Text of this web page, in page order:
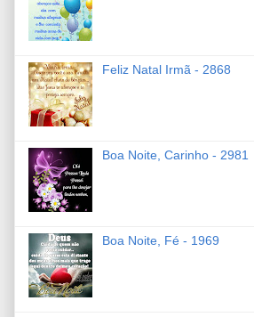
Feliz Natal Irmã - 2868
Boa Noite, Carinho - 2981
Boa Noite, Fé - 1969